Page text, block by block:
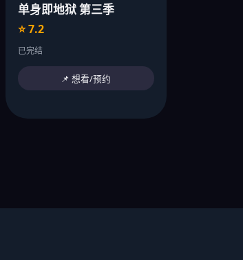
单身即地狱 第三季
⭐ 7.2
已完结
📌 想看/预约